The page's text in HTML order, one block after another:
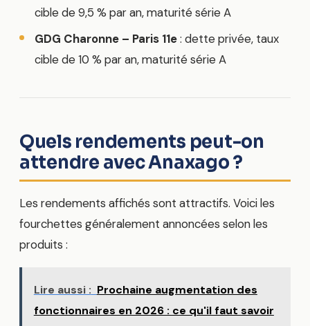
cible de 9,5 % par an, maturité série A
GDG Charonne – Paris 11e: dette privée, taux
cible de 10 % par an, maturité série A
Quels rendements peut-on
attendre avec Anaxago ?
Les rendements affichés sont attractifs. Voici les
fourchettes généralement annoncées selon les
produits :
Lire aussi : Prochaine augmentation des
fonctionnaires en 2026 : ce qu'il faut savoir